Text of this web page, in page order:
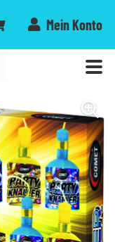
Mein Konto